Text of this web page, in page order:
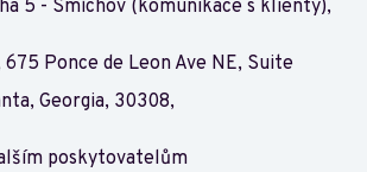
5 - Smíchov (komunikace s klienty),
Ponce de Leon Ave NE, Suite
Georgia, 30308,
poskytovatelům